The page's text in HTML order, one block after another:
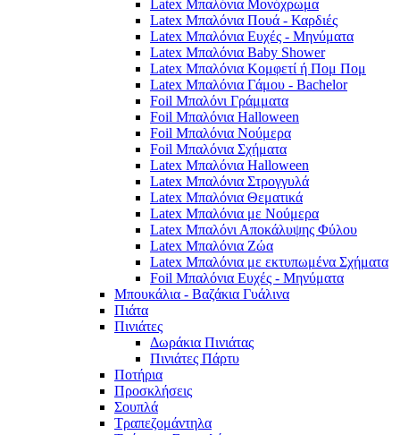
Latex Μπαλόνια Μονόχρωμα
Latex Μπαλόνια Πουά - Καρδιές
Latex Μπαλόνια Ευχές - Μηνύματα
Latex Μπαλόνια Baby Shower
Latex Μπαλόνια Κομφετί ή Πομ Πομ
Latex Μπαλόνια Γάμου - Bachelor
Foil Μπαλόνι Γράμματα
Foil Μπαλόνια Halloween
Foil Μπαλόνια Νούμερα
Foil Μπαλόνια Σχήματα
Latex Μπαλόνια Halloween
Latex Μπαλόνια Στρογγυλά
Latex Μπαλόνια Θεματικά
Latex Μπαλόνια με Νούμερα
Latex Μπαλόνι Αποκάλυψης Φύλου
Latex Μπαλόνια Ζώα
Latex Μπαλόνια με εκτυπωμένα Σχήματα
Foil Μπαλόνια Ευχές - Μηνύματα
Μπουκάλια - Βαζάκια Γυάλινα
Πιάτα
Πινιάτες
Δωράκια Πινιάτας
Πινιάτες Πάρτυ
Ποτήρια
Προσκλήσεις
Σουπλά
Τραπεζομάντηλα